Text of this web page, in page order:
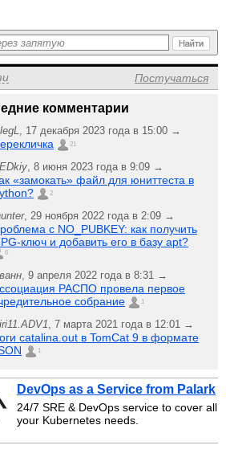
Постучаться
комментарии
, 17 декабря 2023 года в 15:00 →
21
, 8 июня 2023 года в 9:09 →
«замокать» файл для юниттеста в
2
, 29 ноября 2022 года в 2:09 →
с NO_PUBKEY: как получить
ключ и добавить его в базу apt?
6
, 9 апреля 2022 года в 8:31 →
РАСПО провела первое
собрание
1
, 7 марта 2021 года в 12:01 →
catalina.out в TomCat 9 в формате
1
DevOps as a Service from Palark
24/7 SRE & DevOps service to cover all
your Kubernetes needs.